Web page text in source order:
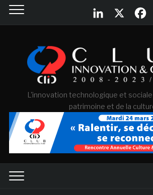
L'innovation technologique et
patrimoine et de la